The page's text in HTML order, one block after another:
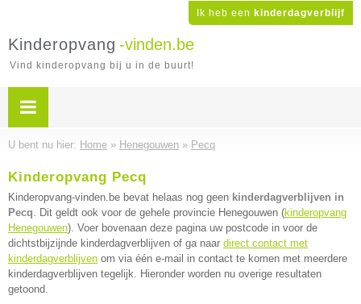
Ik heb een kinderdagverblijf
Kinderopvang -vinden.be
Vind kinderopvang bij u in de buurt!
U bent nu hier: Home » Henegouwen » Pecq
Kinderopvang Pecq
Kinderopvang-vinden.be bevat helaas nog geen kinderdagverblijven in
Pecq. Dit geldt ook voor de gehele provincie Henegouwen (kinderopvang
Henegouwen). Voer bovenaan deze pagina uw postcode in voor de
dichtstbijzijnde kinderdagverblijven of ga naar direct contact met
kinderdagverblijven om via één e-mail in contact te komen met meerdere
kinderdagverblijven tegelijk. Hieronder worden nu overige resultaten
getoond.